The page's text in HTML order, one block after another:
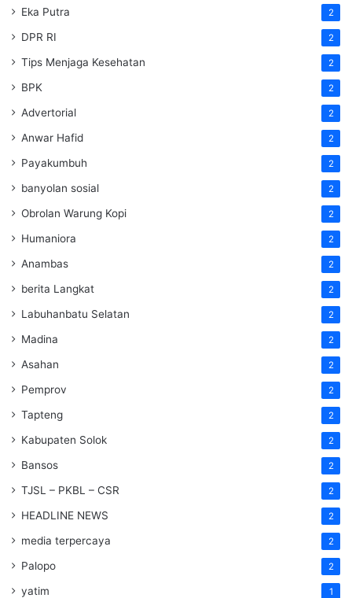
Eka Putra 2
DPR RI 2
Tips Menjaga Kesehatan 2
BPK 2
Advertorial 2
Anwar Hafid 2
Payakumbuh 2
banyolan sosial 2
Obrolan Warung Kopi 2
Humaniora 2
Anambas 2
berita Langkat 2
Labuhanbatu Selatan 2
Madina 2
Asahan 2
Pemprov 2
Tapteng 2
Kabupaten Solok 2
Bansos 2
TJSL – PKBL – CSR 2
HEADLINE NEWS 2
media terpercaya 2
Palopo 2
yatim 1